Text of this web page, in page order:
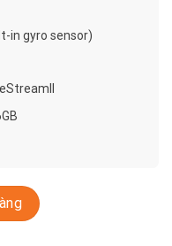
in gyro sensor)